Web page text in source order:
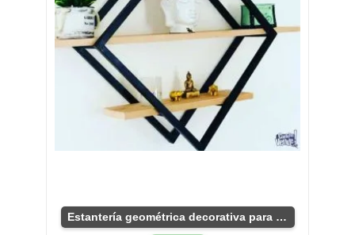
Estantería geométrica decorativa para sala